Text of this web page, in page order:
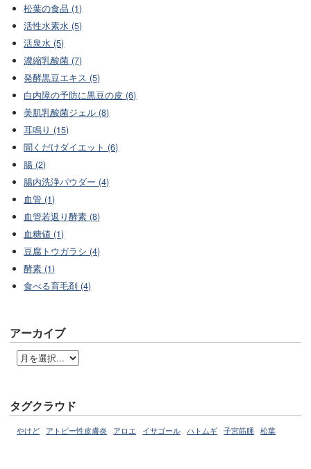
松葉の食品 (1)
活性水素水 (5)
活泉水 (5)
濃縮乳酸菌 (7)
発酵黒豆エキス (5)
白内障の予防に黒豆の皮 (6)
美肌乳酸菌ジェル (8)
耳鳴り (15)
聞くだけダイエット (6)
腸 (2)
腸内洗浄パウダー (4)
血管 (1)
血管若返り酵素 (8)
血糖値 (1)
豆腐トウガラシ (4)
酵素 (1)
食べる育毛剤 (4)
アーカイブ
タグクラウド
やけど アトピー性皮膚炎 アロエ イサゴール ハトムギ 子宮筋腫 松葉